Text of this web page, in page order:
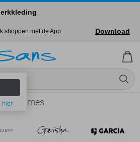
hier- Dames
shoppen met de App.
Download